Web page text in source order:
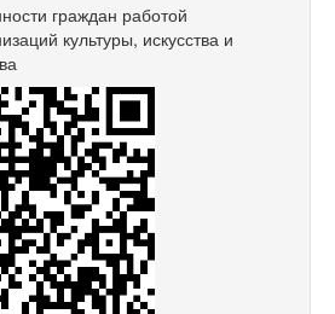
граждан работой
культуры, искусства и